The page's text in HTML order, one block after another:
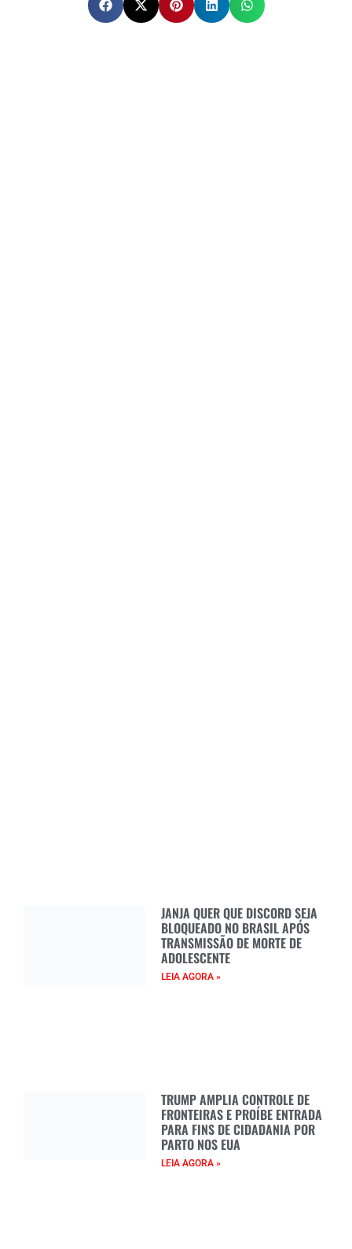
JANJA QUER QUE DISCORD SEJA
BLOQUEADO NO BRASIL APÓS
TRANSMISSÃO DE MORTE DE
ADOLESCENTE
LEIA AGORA »
TRUMP AMPLIA CONTROLE DE
FRONTEIRAS E PROÍBE ENTRADA
PARA FINS DE CIDADANIA POR
PARTO NOS EUA
LEIA AGORA »